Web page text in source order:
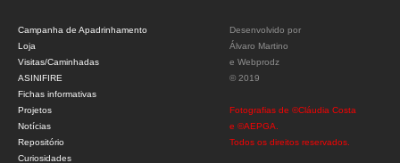
Campanha de Apadrinhamento
Loja
Visitas/Caminhadas
ASINIFIRE
Fichas informativas
Projetos
Notícias
Repositório
Curiosidades
Desenvolvido por
Álvaro Martino
e Webprodz
© 2019
Fotografias de ©Cláudia Costa
e ©AEPGA.
Todos os direitos reservados.